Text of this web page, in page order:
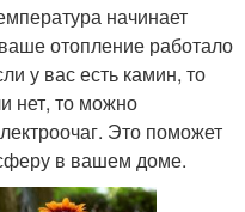
начинает
отопление работало
у вас есть камин, то
нет, то можно
Это поможет
в вашем доме.